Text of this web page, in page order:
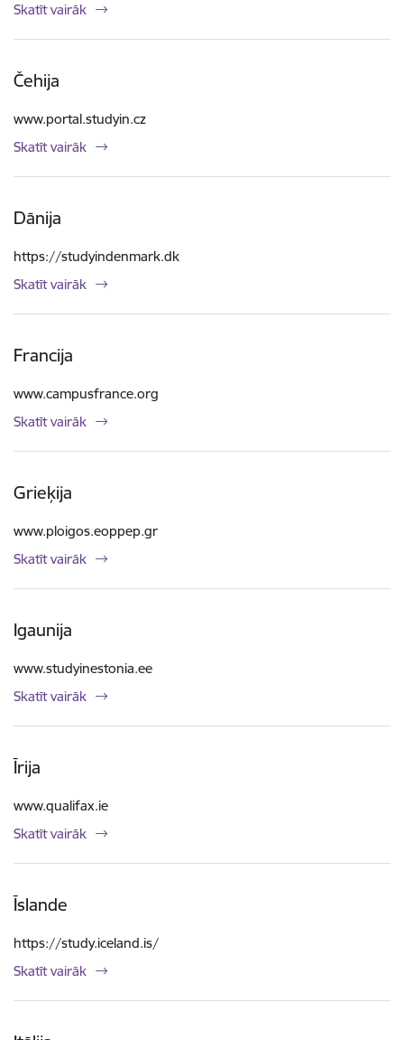
Skatīt vairāk
Čehija
www.portal.studyin.cz
Skatīt vairāk
Dānija
https://studyindenmark.dk
Skatīt vairāk
Francija
www.campusfrance.org
Skatīt vairāk
Grieķija
www.ploigos.eoppep.gr
Skatīt vairāk
Igaunija
www.studyinestonia.ee
Skatīt vairāk
Īrija
www.qualifax.ie
Skatīt vairāk
Īslande
https://study.iceland.is/
Skatīt vairāk